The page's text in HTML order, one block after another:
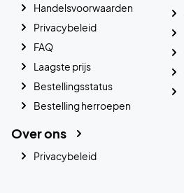
Handelsvoorwaarden
Privacybeleid
FAQ
Laagste prijs
Bestellingsstatus
Bestelling herroepen
Over ons
Privacybeleid